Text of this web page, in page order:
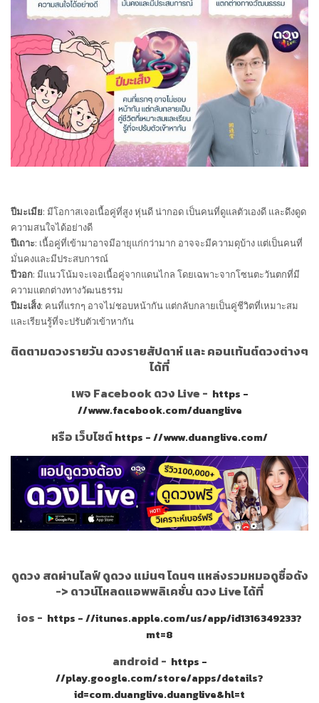
ปีมะเมีย: มีโอกาสเจอเนื้อคู่ที่สูง หุ่นดี น่ากอด เป็นคนที่ดูแลตัวเองดี และดึงดูด
ความสนใจได้อย่างดี
ปีเถาะ: เนื้อคู่ที่เข้ามาอาจมีอายุแก่กว่ามาก อาจจะมีความดุบ้าง แต่เป็นคนที่
มั่นคงและมีประสบการณ์
ปีวอก: มีแนวโน้มจะเจอเนื้อคู่จากแดนไกล โดยเฉพาะจากโซนตะวันตกที่มี
ความแตกต่างทางวัฒนธรรม
ปีมะเส็ง: คนที่แรกๆ อาจไม่ชอบหน้ากัน แต่กลับกลายเป็นคู่ชีวิตที่เหมาะสม
และเรียนรู้ที่จะปรับตัวเข้าหากัน
ติดตามดวงรายวัน ดวงรายสัปดาห์ และ คอนเท้นต์ดวงต่างๆ
ได้ที่
เพจ Facebook ดวง Live - https -
//www.facebook.com/duanglive
หรือ เว็บไซต์https - //www.duanglive.com/
ดูดวง สดผ่านไลฟ์ ดูดวง แม่นๆ โดนๆ แหล่งรวมหมอดูชื่อดัง
-> ดาวน์โหลดแอพพลิเคชั่น ดวง Live ได้ที่
ios - https - //itunes.apple.com/us/app/id1316349233?
mt=8
android - https -
//play.google.com/store/apps/details?
id=com.duanglive.duanglive&hl=t